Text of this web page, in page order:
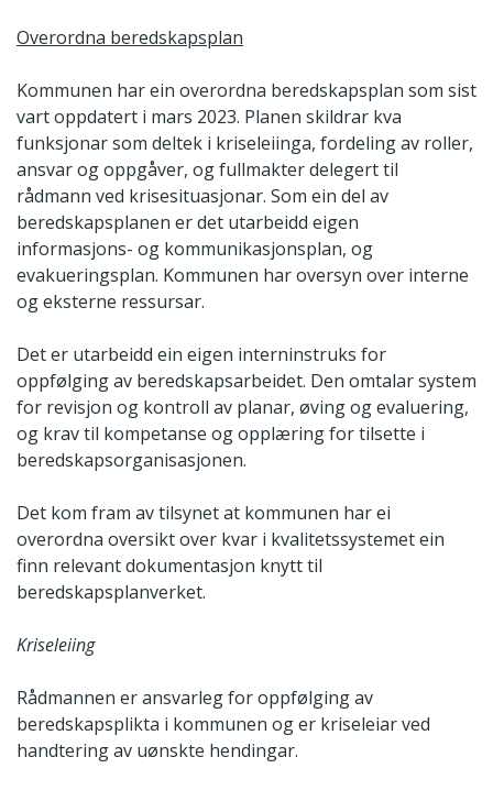
Overordna beredskapsplan
Kommunen har ein overordna beredskapsplan som sist
vart oppdatert i mars 2023. Planen skildrar kva
funksjonar som deltek i kriseleiinga, fordeling av roller,
ansvar og oppgåver, og fullmakter delegert til
rådmann ved krisesituasjonar. Som ein del av
beredskapsplanen er det utarbeidd eigen
informasjons- og kommunikasjonsplan, og
evakueringsplan. Kommunen har oversyn over interne
og eksterne ressursar.
Det er utarbeidd ein eigen interninstruks for
oppfølging av beredskapsarbeidet. Den omtalar system
for revisjon og kontroll av planar, øving og evaluering,
og krav til kompetanse og opplæring for tilsette i
beredskapsorganisasjonen.
Det kom fram av tilsynet at kommunen har ei
overordna oversikt over kvar i kvalitetssystemet ein
finn relevant dokumentasjon knytt til
beredskapsplanverket.
Kriseleiing
Rådmannen er ansvarleg for oppfølging av
beredskapsplikta i kommunen og er kriseleiar ved
handtering av uønskte hendingar.